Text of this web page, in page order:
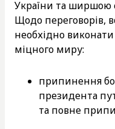
України та ширшою
Щодо переговорів,
необхідно
міцного миру:
припинення
президента
та повне